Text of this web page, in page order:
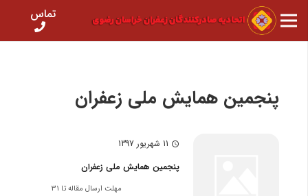
تماس
پنجمین همایش ملی زعفران
schedule 11 شهریور 1397
پنجمین همایش ملی زعفران
مهلت ارسال مقاله تا 31